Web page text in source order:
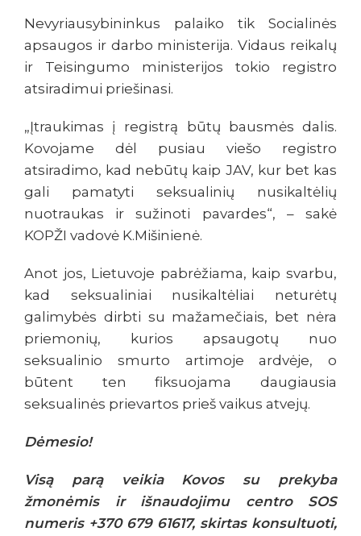
Nevyriausybininkus palaiko tik Socialinės
apsaugos ir darbo ministerija. Vidaus reikalų
ir Teisingumo ministerijos tokio registro
atsiradimui priešinasi.
„Įtraukimas į registrą būtų bausmės dalis.
Kovojame dėl pusiau viešo registro
atsiradimo, kad nebūtų kaip JAV, kur bet kas
gali pamatyti seksualinių nusikaltėlių
nuotraukas ir sužinoti pavardes“, – sakė
KOPŽI vadovė K.Mišinienė.
Anot jos, Lietuvoje pabrėžiama, kaip svarbu,
kad seksualiniai nusikaltėliai neturėtų
galimybės dirbti su mažamečiais, bet nėra
priemonių, kurios apsaugotų nuo
seksualinio smurto artimoje ardvėje, o
būtent ten fiksuojama daugiausia
seksualinės prievartos prieš vaikus atvejų.
Dėmesio!
Visą parą veikia Kovos su prekyba
žmonėmis ir išnaudojimu centro SOS
numeris +370 679 61617, skirtas konsultuoti,